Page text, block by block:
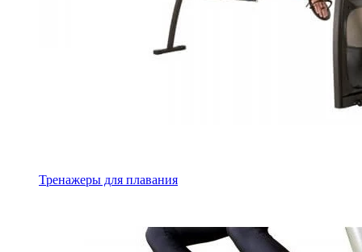
Тренажеры для плавания